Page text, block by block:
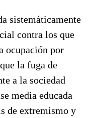
sistemáticamente
contra los que
ocupación por
la fuga de
a la sociedad
media educada
de extremismo y